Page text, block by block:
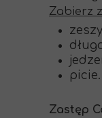
Zabierz
picie.
Zastęp